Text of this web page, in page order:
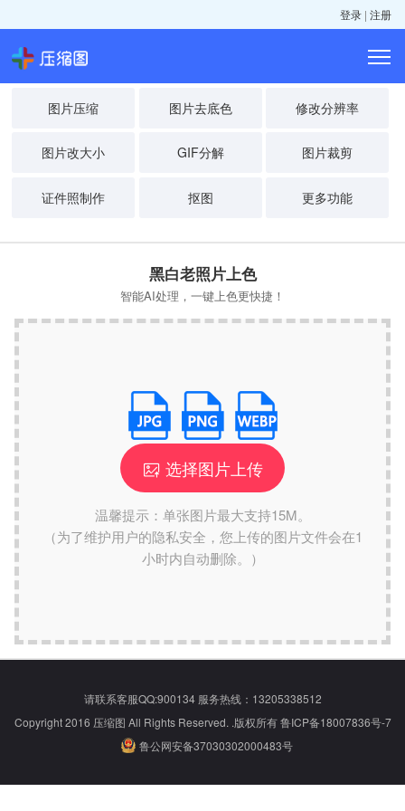
登录 | 注册
图片压缩 图片去底色 修改分辨率
图片改大小 GIF分解 图片裁剪
证件照制作 抠图 更多功能
黑白老照片上色
智能AI处理，一键上色更快捷！
选择图片上传
温馨提示：单张图片最大支持15M。
（为了维护用户的隐私安全，您上传的图片文件会在1
小时内自动删除。）
请联系客服QQ:900134服务热线：13205338512
Copyright 2016 压缩图 All Rights Reserved. .版权所有鲁ICP备18007836号-7
鲁公网安备37030302000483号